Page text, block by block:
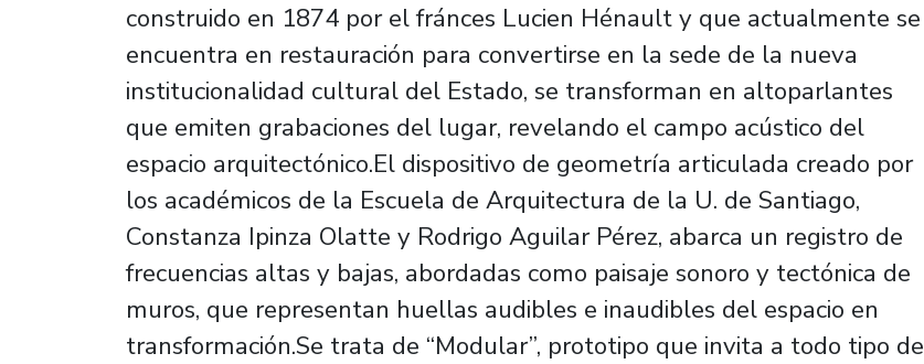
construido en 1874 por el fránces Lucien Hénault y que actualmente se
encuentra en restauración para convertirse en la sede de la nueva
institucionalidad cultural del Estado, se transforman en altoparlantes
que emiten grabaciones del lugar, revelando el campo acústico del
espacio arquitectónico.El dispositivo de geometría articulada creado por
los académicos de la Escuela de Arquitectura de la U. de Santiago,
Constanza Ipinza Olatte y Rodrigo Aguilar Pérez, abarca un registro de
frecuencias altas y bajas, abordadas como paisaje sonoro y tectónica de
muros, que representan huellas audibles e inaudibles del espacio en
transformación.Se trata de “Modular”, prototipo que invita a todo tipo de